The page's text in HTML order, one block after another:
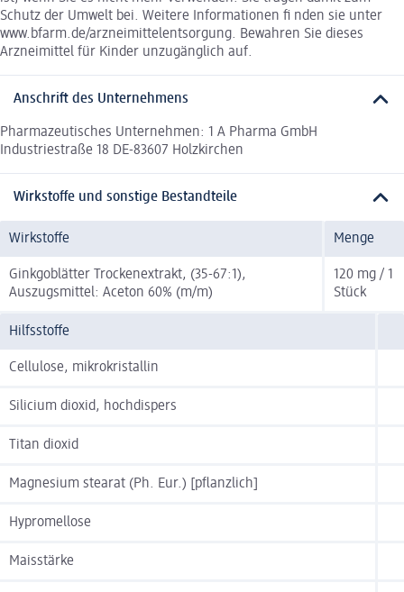
Schutz der Umwelt bei. Weitere Informationen fi nden sie unter
www.bfarm.de/arzneimittelentsorgung. Bewahren Sie dieses
Arzneimittel für Kinder unzugänglich auf.
Anschrift des Unternehmens
Pharmazeutisches Unternehmen: 1 A Pharma GmbH
Industriestraße 18 DE-83607 Holzkirchen
Wirkstoffe und sonstige Bestandteile
Wirkstoffe Menge
Ginkgoblätter Trockenextrakt, (35-67:1),
Auszugsmittel: Aceton 60% (m/m)
120 mg / 1
Stück
Hilfsstoffe
Cellulose, mikrokristallin
Silicium dioxid, hochdispers
Titan dioxid
Magnesium stearat (Ph. Eur.) [pflanzlich]
Hypromellose
Maisstärke